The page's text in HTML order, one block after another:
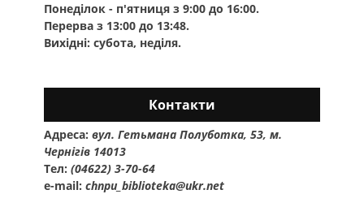
Понеділок - п'ятниця з 9:00 до 16:00.
Перерва з 13:00 до 13:48.
Вихідні: субота, неділя.
Контакти
Адреса: вул. Гетьмана Полуботка, 53, м.
Чернігів 14013
Тел: (04622) 3-70-64
e-mail: chnpu_biblioteka@ukr.net